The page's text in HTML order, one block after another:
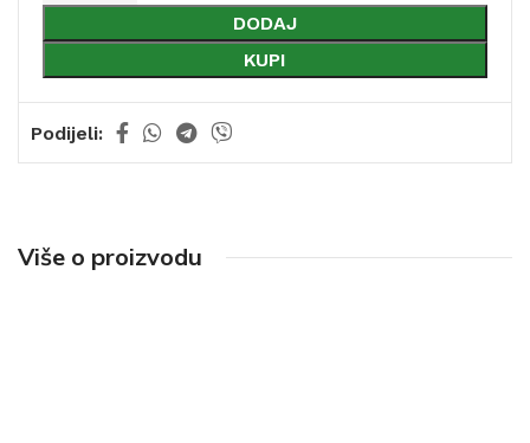
DODAJ
KUPI
Podijeli:
Više o proizvodu